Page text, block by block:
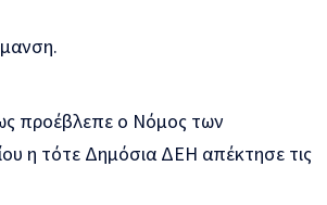
προέβλεπε ο Νόμος των
η τότε Δημόσια ΔΕΗ απέκτησε τις